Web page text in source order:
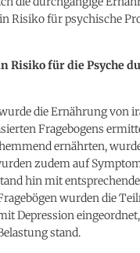
Risiko für psychische
Risiko für die Psyche
die Ernährung von
Fragebogens
ernährten,
zudem auf
hin mit
wurden die
Depression
stand.